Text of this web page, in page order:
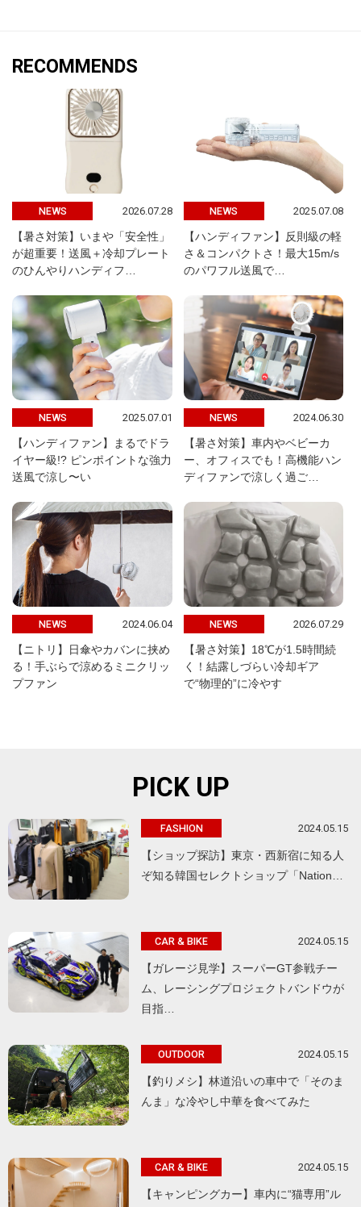
RECOMMENDS
NEWS 2026.07.28
【暑さ対策】いまや「安全性」
が超重要！送風＋冷却プレート
のひんやりハンディフ…
NEWS 2025.07.08
【ハンディファン】反則級の軽
さ＆コンパクトさ！最大15m/s
のパワフル送風で…
NEWS 2025.07.01
【ハンディファン】まるでドラ
イヤー級!? ピンポイントな強力
送風で涼し〜い
NEWS 2024.06.30
【暑さ対策】車内やベビーカ
ー、オフィスでも！高機能ハン
ディファンで涼しく過ご…
NEWS 2024.06.04
【ニトリ】日傘やカバンに挟め
る！手ぶらで涼めるミニクリッ
プファン
NEWS 2026.07.29
【暑さ対策】18℃が1.5時間続
く！結露しづらい冷却ギア
で“物理的”に冷やす
PICK UP
FASHION 2024.05.15
【ショップ探訪】東京・西新宿に知る人
ぞ知る韓国セレクトショップ「Nation…
CAR & BIKE 2024.05.15
【ガレージ見学】スーパーGT参戦チー
ム、レーシングプロジェクトバンドウが
目指…
OUTDOOR 2024.05.15
【釣りメシ】林道沿いの車中で「そのま
んま」な冷やし中華を食べてみた
CAR & BIKE 2024.05.15
【キャンピングカー】車内に“猫専用”ル